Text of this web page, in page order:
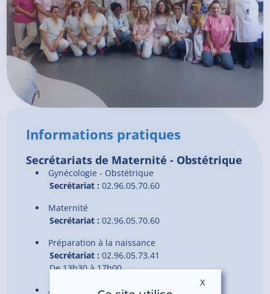
Informations pratiques
Secrétariats de Maternité - Obstétrique
Gynécologie - Obstétrique
Secrétariat : 02.96.05.70.60
Maternité
Secrétariat : 02.96.05.70.60
Préparation à la naissance
Secrétariat : 02.96.05.73.41
De 13h30 à 17h00
Acupuncture
XMasquer le